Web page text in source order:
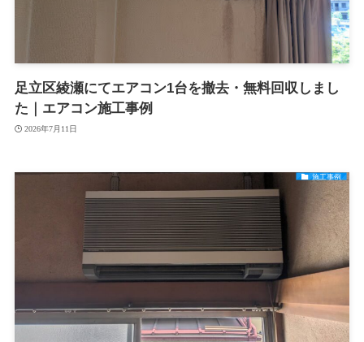
足立区綾瀬にてエアコン1台を撤去・無料回収しまし
た｜エアコン施工事例
2026年7月11日
施工事例